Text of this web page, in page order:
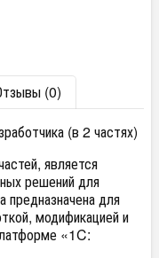
(0)
(в 2 частях)
является
решений для
для
модификацией и
«1C: